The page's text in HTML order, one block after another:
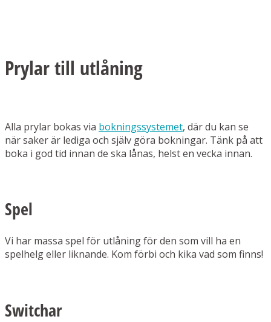
Prylar till utlåning
Alla prylar bokas via bokningssystemet, där du kan se
när saker är lediga och själv göra bokningar. Tänk på att
boka i god tid innan de ska lånas, helst en vecka innan.
Spel
Vi har massa spel för utlåning för den som vill ha en
spelhelg eller liknande. Kom förbi och kika vad som finns!
Switchar